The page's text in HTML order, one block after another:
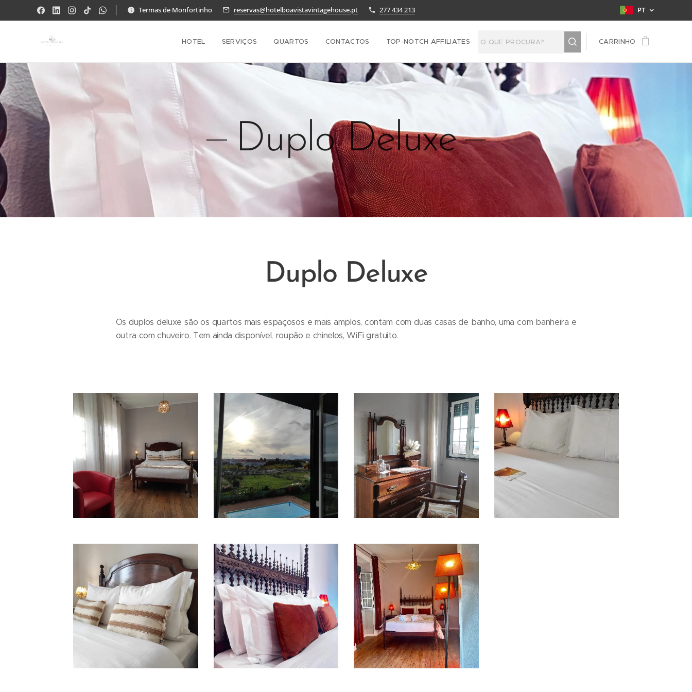
Termas de Monfortinho reservas@hotelboavistavintagehouse.pt 277 434 213 PT
HOTEL SERVIÇOS QUARTOS CONTACTOS TOP-NOTCH AFFILIATES CARRINHO
Duplo Deluxe
Duplo Deluxe
Os duplos deluxe são os quartos mais espaçosos e mais amplos, contam com duas casas de banho, uma com banheira e
outra com chuveiro. Tem ainda disponível, roupão e chinelos, WiFi gratuito.